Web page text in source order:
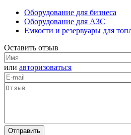
Оборудование для бизнеса
Оборудование для АЗС
Емкости и резервуары для
Оставить отзыв
или авторизоваться